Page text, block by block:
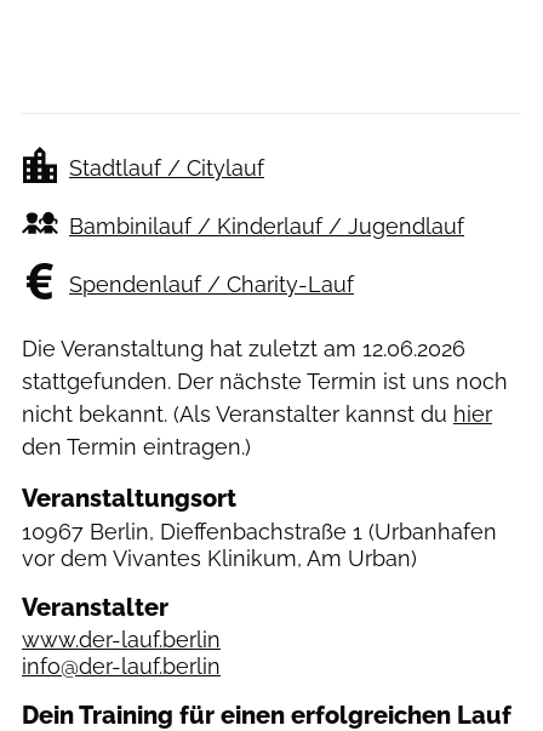
Stadtlauf / Citylauf
Bambinilauf / Kinderlauf / Jugendlauf
Spendenlauf / Charity-Lauf
Die Veranstaltung hat zuletzt am 12.06.2026
stattgefunden. Der nächste Termin ist uns noch
nicht bekannt. (Als Veranstalter kannst du hier
den Termin eintragen.)
Veranstaltungsort
10967 Berlin, Dieffenbachstraße 1 (Urbanhafen
vor dem Vivantes Klinikum, Am Urban)
Veranstalter
www.der-lauf.berlin
info@der-lauf.berlin
Dein Training für einen erfolgreichen Lauf